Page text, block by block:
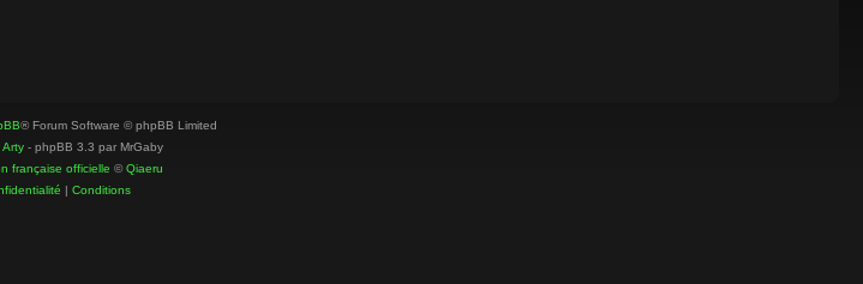
® Forum Software © phpBB Limited
Arty - phpBB 3.3 par MrGaby
française officielle ©Qiaeru
| Conditions